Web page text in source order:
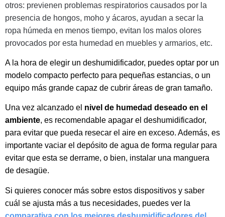
otros: previenen problemas respiratorios causados por la
presencia de hongos, moho y ácaros, ayudan a secar la
ropa húmeda en menos tiempo, evitan los malos olores
provocados por esta humedad en muebles y armarios, etc.
A la hora de elegir un deshumidificador, puedes optar por un
modelo compacto perfecto para pequeñas estancias, o un
equipo más grande capaz de cubrir áreas de gran tamaño.
Una vez alcanzado el nivel de humedad deseado en el
ambiente, es recomendable apagar el deshumidificador,
para evitar que pueda resecar el aire en exceso. Además, es
importante vaciar el depósito de agua de forma regular para
evitar que esta se derrame, o bien, instalar una manguera
de desagüe.
Si quieres conocer más sobre estos dispositivos y saber
cuál se ajusta más a tus necesidades, puedes ver la